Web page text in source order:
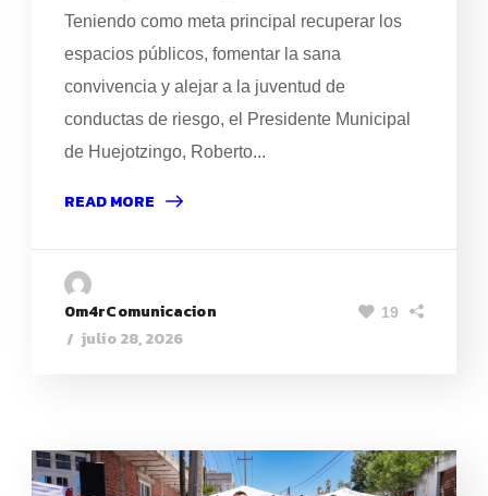
Teniendo como meta principal recuperar los
espacios públicos, fomentar la sana
convivencia y alejar a la juventud de
conductas de riesgo, el Presidente Municipal
de Huejotzingo, Roberto...
READ MORE
0m4rComunicacion
julio 28, 2026
19